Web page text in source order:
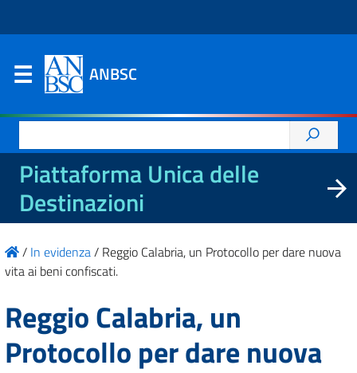
ANBSC
per:
Piattaforma Unica delle
Destinazioni
/ In evidenza/ Reggio Calabria, un Protocollo per dare nuova
vita ai beni confiscati.
Reggio Calabria, un
Protocollo per dare nuova